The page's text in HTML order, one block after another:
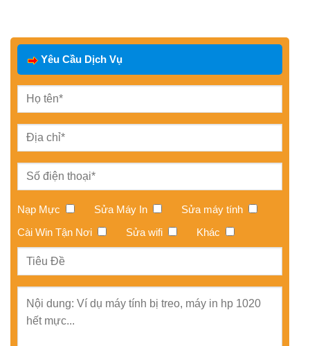
Yêu Cầu Dịch Vụ
Nạp Mực Sửa Máy In
Sửa máy tính
Cài Win Tận Nơi
Sửa wifi Khác